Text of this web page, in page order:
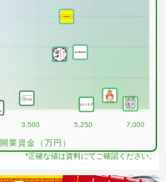
3,500 5,250 7,000
開業資金（万円）
*正確な値は資料にてご確認ください。